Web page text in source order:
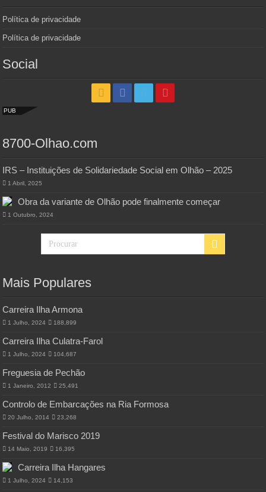
Política de privacidade
Política de privacidade
Social
PUB
8700-Olhao.com
IRS – Instituições de Solidariedade Social em Olhão – 2025
1 Abril, 2025
Obra da variante de Olhão pode finalmente começar
1 Outubro, 2024
Mais Populares
Carreira Ilha Armona
1 Julho, 2024 188,899
Carreira Ilha Culatra-Farol
1 Julho, 2024 104,687
Freguesia de Pechão
1 Janeiro, 2012 25,491
Controlo de Embarcações na Ria Formosa
20 Julho, 2014 23,268
Festival do Marisco 2019
14 Maio, 2019 16,395
Carreira Ilha Hangares
1 Julho, 2024 14,153